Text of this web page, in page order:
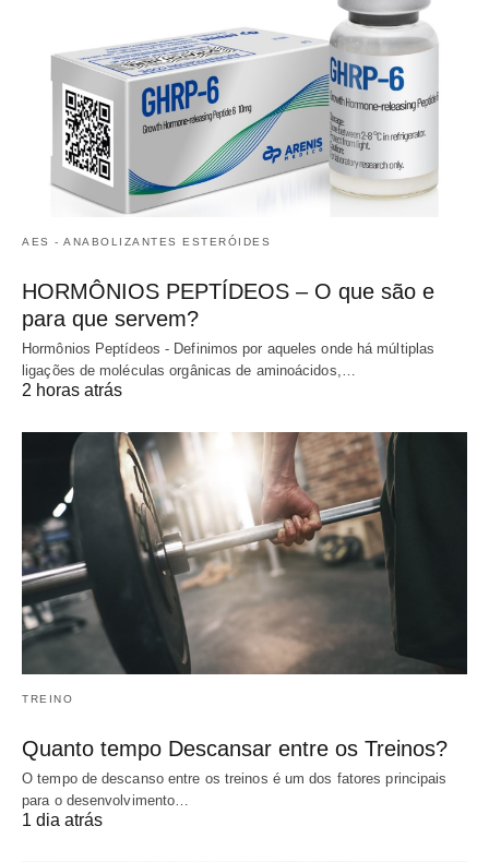
AES - ANABOLIZANTES ESTERÓIDES
HORMÔNIOS PEPTÍDEOS – O que são e
para que servem?
Hormônios Peptídeos - Definimos por aqueles onde há múltiplas
ligações de moléculas orgânicas de aminoácidos,…
2 horas atrás
TREINO
Quanto tempo Descansar entre os Treinos?
O tempo de descanso entre os treinos é um dos fatores principais
para o desenvolvimento…
1 dia atrás